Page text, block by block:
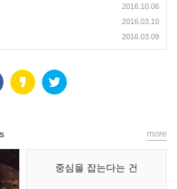
2016.10.06
2016.03.10
2016.03.09
중심을 잡는다는 건
more